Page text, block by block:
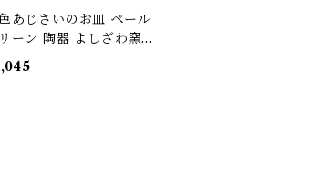
あじさいのお皿 ペール
ーン 陶器 よしざわ窯